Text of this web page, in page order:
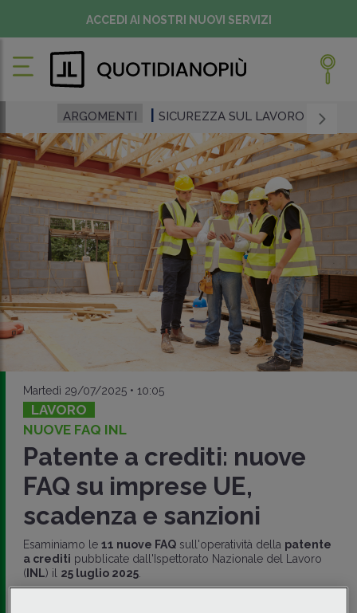
ACCEDI AI NOSTRI NUOVI SERVIZI
ARGOMENTI SICUREZZA SUL LAVORO
Martedì 29/07/2025 • 10:05
LAVORO
NUOVE FAQ INL
Patente a crediti: nuove
FAQ su imprese UE,
scadenza e sanzioni
Esaminiamo le 11 nuove FAQsull'operatività della patente
a crediti pubblicate dall'Ispettorato Nazionale del Lavoro
(INL) il 25 luglio 2025.